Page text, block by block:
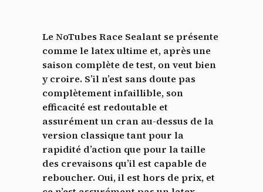
Le NoTubes Race Sealant se présente
comme le latex ultime et, après une
saison complète de test, on veut bien
y croire. S’il n’est sans doute pas
complètement infaillible, son
efficacité est redoutable et
assurément un cran au-dessus de la
version classique tant pour la
rapidité d’action que pour la taille
des crevaisons qu’il est capable de
reboucher. Oui, il est hors de prix, et